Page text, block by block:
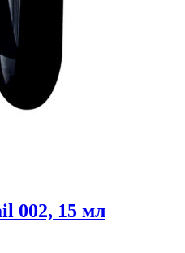
002, 15 мл